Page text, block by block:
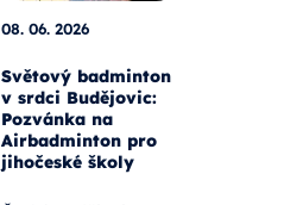
08. 06. 2026
Světový badminton
v srdci Budějovic:
Pozvánka na
Airbadminton pro
jihočeské školy